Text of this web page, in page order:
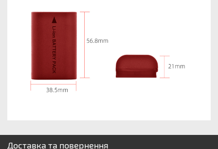
Доставка та повернення